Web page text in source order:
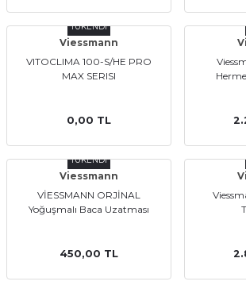
TÜKENDİ
Viessmann
VITOCLIMA 100-S/HE PRO
MAX SERISI
0,00 TL
TÜKENDİ
Viessmann
VİESSMANN ORJİNAL
Yoğuşmalı Baca Uzatması
450,00 TL